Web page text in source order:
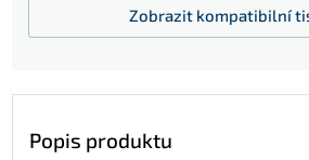
Zobrazit kompatibilní
Popis produktu